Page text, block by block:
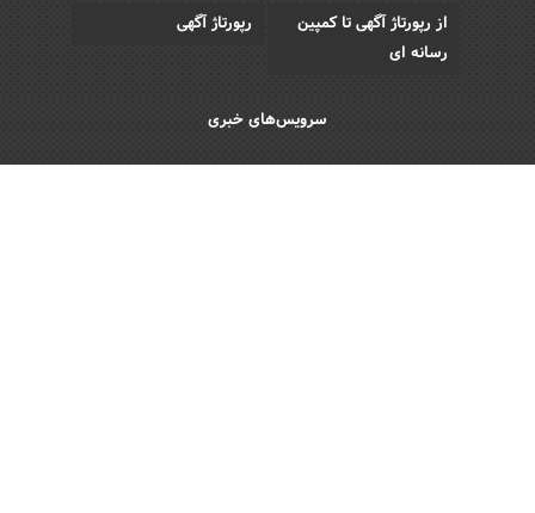
از رپورتاژ آگهی تا کمپین
رسانه ای
رپورتاژ آگهی
سرویس‌های خبری